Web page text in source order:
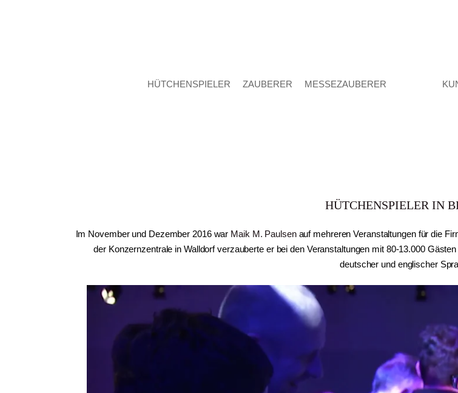
HÜTCHENSPIELER ZAUBERER MESSEZAUBERER
HÜTCHENSPIELER IN
Im November und Dezember 2016 war Maik M. Paulsenauf mehreren Veranstaltungen für die
der Konzernzentrale in Walldorf verzauberte er bei den Veranstaltungen mit 80-13.000
deutscher und englischer